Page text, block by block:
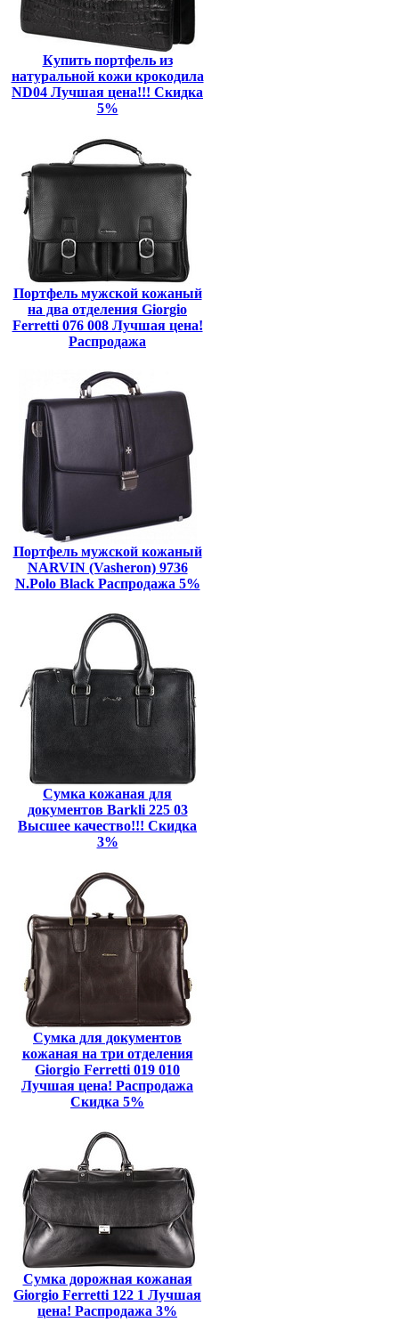
Купить портфель из
натуральной кожи крокодила
ND04 Лучшая цена!!! Скидка
5%
Портфель мужской кожаный
на два отделения Giorgio
Ferretti 076 008 Лучшая цена!
Распродажа
Портфель мужской кожаный
NARVIN (Vasheron) 9736
N.Polo Black Распродажа 5%
Сумка кожаная для
документов Barkli 225 03
Высшее качество!!! Скидка
3%
Сумка для документов
кожаная на три отделения
Giorgio Ferretti 019 010
Лучшая цена! Распродажа
Скидка 5%
Сумка дорожная кожаная
Giorgio Ferretti 122 1 Лучшая
цена! Распродажа 3%